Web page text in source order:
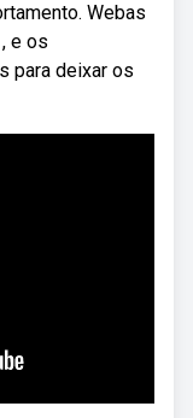
Webas
e os
para deixar os